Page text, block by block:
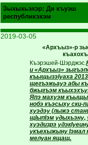
Зыхыхьэхэр: Ди къуэш
республикэхэм
2019-03-05
«Архъыз»-р
Къэрэшей-Шэрджэс.
и «Архъыз»
къыщызэIуаха
щегъэжьауэ абы
бжыгъэм
Япэ махуэм
нобэ къэсыху ски-
хуэдэу (лыжэ
щIыпIэм удыхьэну,
хуэдизрэ
укъехыжыну
мелуан ящащ.